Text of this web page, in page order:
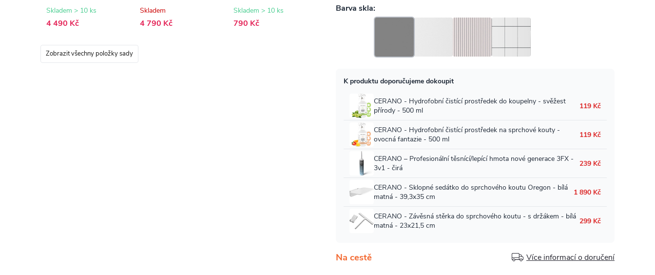
Skladem > 10 ks
4 490 Kč
Skladem
4 790 Kč
Skladem > 10 ks
790 Kč
Zobrazit všechny položky sady
Na cestě Více informací o doručení